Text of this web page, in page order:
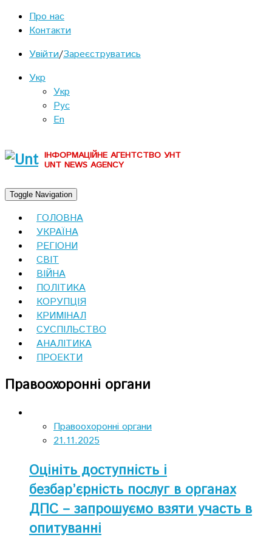
Про нас
Контакти
Увійти/Зареєструватись
Укр
Укр
Рус
En
ІНФОРМАЦІЙНЕ АГЕНТСТВО УНТ
UNT NEWS AGENCY
Toggle Navigation
ГОЛОВНА
УКРАЇНА
РЕГІОНИ
СВІТ
ВІЙНА
ПОЛІТИКА
КОРУПЦІЯ
КРИМІНАЛ
СУСПІЛЬСТВО
АНАЛІТИКА
ПРОЕКТИ
Правоохоронні органи
Правоохоронні органи
21.11.2025
Оцініть доступність і
безбар’єрність послуг в органах
ДПС – запрошуємо взяти участь в
опитуванні